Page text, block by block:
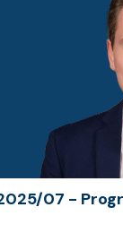
07 -